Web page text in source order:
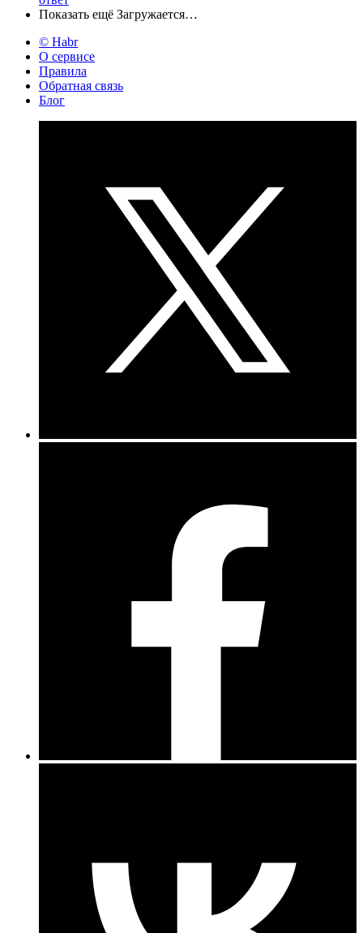
Показать ещё Загружается…
© Habr
О сервисе
Правила
Обратная связь
Блог